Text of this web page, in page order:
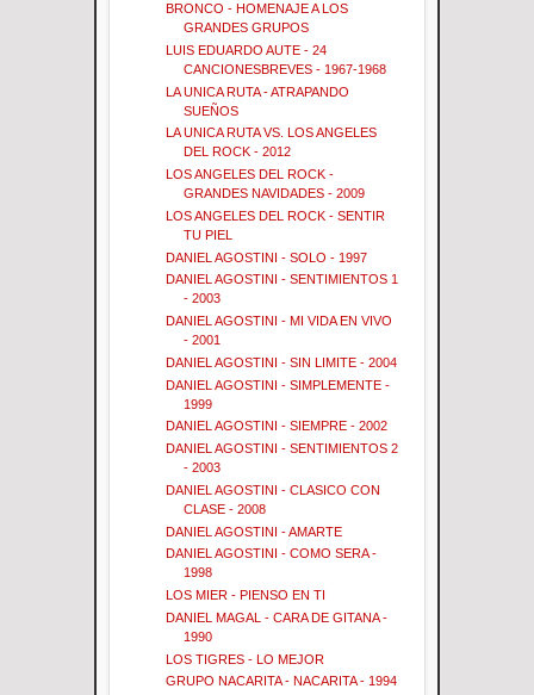
BRONCO - HOMENAJE A LOS
GRANDES GRUPOS
LUIS EDUARDO AUTE - 24
CANCIONESBREVES - 1967-1968
LA UNICA RUTA - ATRAPANDO
SUEÑOS
LA UNICA RUTA VS. LOS ANGELES
DEL ROCK - 2012
LOS ANGELES DEL ROCK -
GRANDES NAVIDADES - 2009
LOS ANGELES DEL ROCK - SENTIR
TU PIEL
DANIEL AGOSTINI - SOLO - 1997
DANIEL AGOSTINI - SENTIMIENTOS 1
- 2003
DANIEL AGOSTINI - MI VIDA EN VIVO
- 2001
DANIEL AGOSTINI - SIN LIMITE - 2004
DANIEL AGOSTINI - SIMPLEMENTE -
1999
DANIEL AGOSTINI - SIEMPRE - 2002
DANIEL AGOSTINI - SENTIMIENTOS 2
- 2003
DANIEL AGOSTINI - CLASICO CON
CLASE - 2008
DANIEL AGOSTINI - AMARTE
DANIEL AGOSTINI - COMO SERA -
1998
LOS MIER - PIENSO EN TI
DANIEL MAGAL - CARA DE GITANA -
1990
LOS TIGRES - LO MEJOR
GRUPO NACARITA - NACARITA - 1994